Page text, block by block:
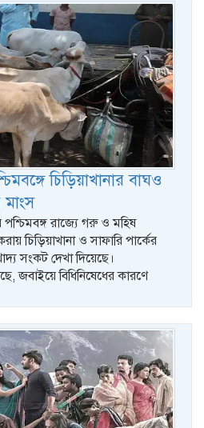
চিড়িয়াখানার বাঘও
মাংস
রাজ্যে গরু ও মহিষ
চিড়িয়াখানা ও সাফারি পার্কের
সংকট দেখা দিয়েছে।
জবাইয়ে বিধিনিষেধের কারণে